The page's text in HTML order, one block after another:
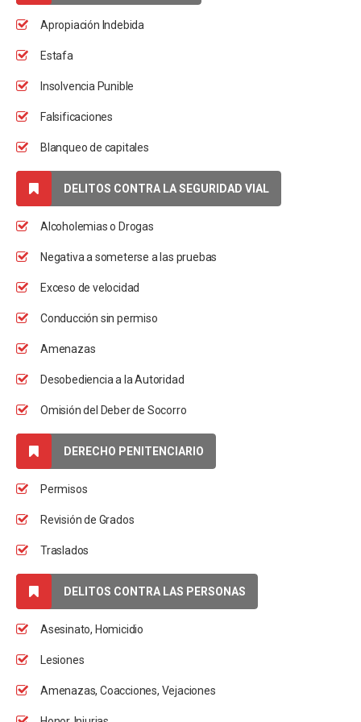
Apropiación Indebida
Estafa
Insolvencia Punible
Falsificaciones
Blanqueo de capitales
DELITOS CONTRA LA SEGURIDAD VIAL
Alcoholemias o Drogas
Negativa a someterse a las pruebas
Exceso de velocidad
Conducción sin permiso
Amenazas
Desobediencia a la Autoridad
Omisión del Deber de Socorro
DERECHO PENITENCIARIO
Permisos
Revisión de Grados
Traslados
DELITOS CONTRA LAS PERSONAS
Asesinato, Homicidio
Lesiones
Amenazas, Coacciones, Vejaciones